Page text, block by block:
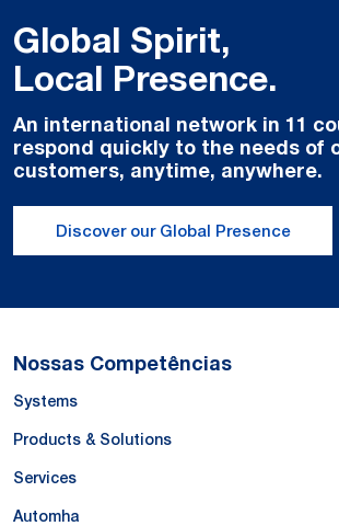
Global Spirit,
Local Presence.
An international network in 11
respond quickly to the needs of
customers, anytime, anywhere.
Discover our Global Presence
Nossas Competências
Systems
Products & Solutions
Services
Automha